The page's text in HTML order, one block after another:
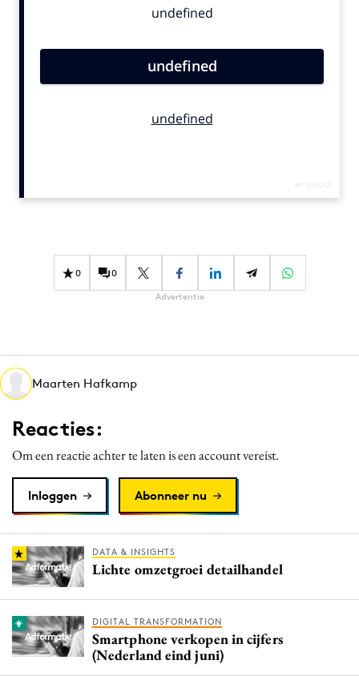
Contentmarketing
Effectiviteit
Gedragsverandering
Martech
Media
Merkstrategie
PR
Programmatic
Reputatie & crisis
0 0
Advertentie
Maarten Hafkamp
Reacties:
Om een reactie achter te laten is een account vereist.
Inloggen Abonneer nu
DATA & INSIGHTS
Lichte omzetgroei detailhandel
DIGITAL TRANSFORMATION
Smartphone verkopen in cijfers
(Nederland eind juni)